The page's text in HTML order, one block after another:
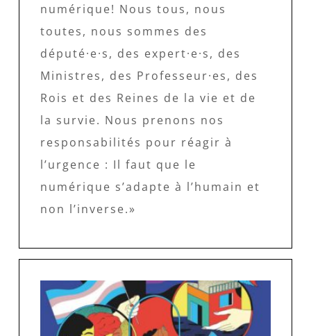
numérique! Nous tous, nous
toutes, nous sommes des
député·e·s, des expert·e·s, des
Ministres, des Professeur·es, des
Rois et des Reines de la vie et de
la survie. Nous prenons nos
responsabilités pour réagir à
l’urgence : Il faut que le
numérique s’adapte à l’humain et
non l’inverse.»